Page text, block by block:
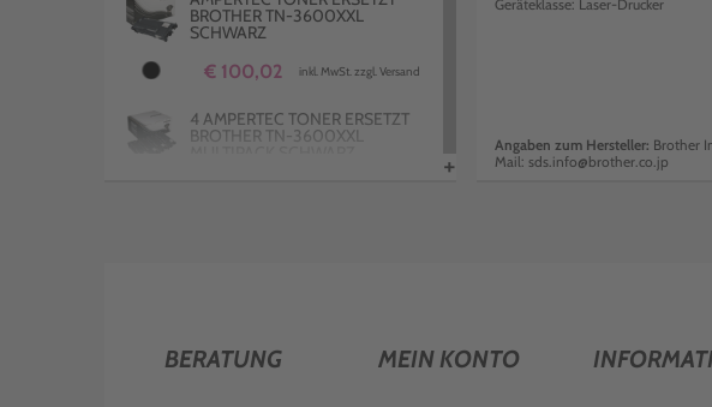
BROTHER TN-3600XXL
SCHWARZ
€ 100,02 inkl. MwSt. zzgl. Versand
4 AMPERTEC TONER ERSETZT
BROTHER TN-3600XXL
KOMPATIBLE TROMMEL ERSETZT
+
Geräteklasse: Laser-Drucker
Angaben zum Hersteller: Brother
Mail: sds.info@brother.co.jp
BERATUNG MEIN KONTO